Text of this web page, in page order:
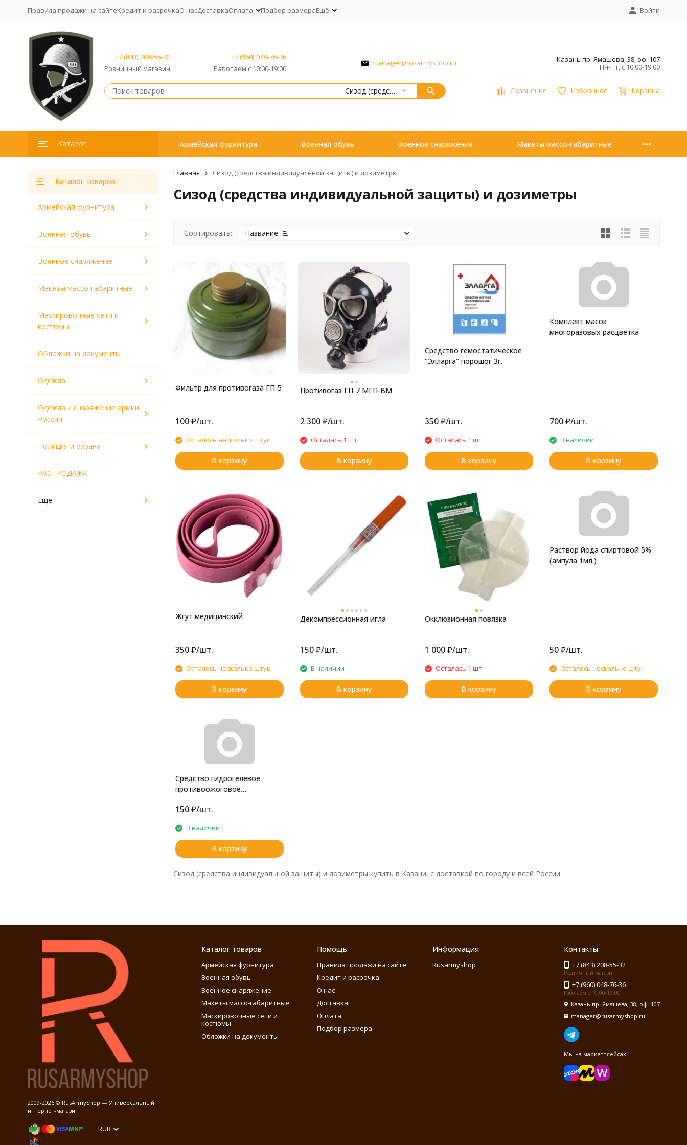
Правила продажи на сайтеКредит и расрочкаО насДоставкаОплата Подбор размераЕщё Войти
+7 (843) 208-55-32
Розничный магазин
+7 (960) 048-76-36
Работаем с 10:00-19:00
manager@rusarmyshop.ru
Казань пр. Ямашева, 38, оф. 107
Пн-Пт, с 10:00-19:00
Сизод (средства индивидуальной защиты) и дозиметры Сравнение Избранное Корзина
Каталог Армейская фурнитура Военная обувь Военное снаряжение Макеты массо-габаритные
Главная Сизод (средства индивидуальной защиты) и дозиметры
Сизод (средства индивидуальной защиты) и дозиметры
Сортировать: Название
Фильтр для противогаза ГП-5
100 ₽/шт.
Осталось несколько штук
В корзину
Противогаз ГП-7 МГП-ВМ
2 300 ₽/шт.
Осталась 1 шт.
В корзину
Средство гемостатическое
"Элларга" порошог 3г.
350 ₽/шт.
Осталась 1 шт.
В корзину
Комплект масок
многоразовых расцветка
700 ₽/шт.
В наличии
В корзину
Жгут медицинский
350 ₽/шт.
Осталось несколько штук
В корзину
Декомпрессионная игла
150 ₽/шт.
В наличии
В корзину
Окклюзионная повязка
1 000 ₽/шт.
Осталась 1 шт.
В корзину
Раствор йода спиртовой 5%
(ампула 1мл.)
50 ₽/шт.
Осталось несколько штук
В корзину
Средство гидрогелевое
противоожоговое
150 ₽/шт.
В наличии
В корзину
Сизод (средства индивидуальной защиты) и дозиметры купить в Казани, с доставкой по городу и всей России
Каталог товаров
Армейская фурнитура
Военная обувь
Военное снаряжение
Макеты массо-габаритные
Маскировочные сети и
костюмы
Обложки на документы
Одежда
Одежда и снаряжение армии
России
Полиция и охрана
РАСПРОДАЖА
Ещё
2009-2026 © RusArmyShop — Универсальный
интернет-магазин
RUB
Каталог товаров
Армейская фурнитура
Военная обувь
Военное снаряжение
Макеты массо-габаритные
Маскировочные сети и
костюмы
Обложки на документы
Помощь
Правила продажи на сайте
Кредит и расрочка
О нас
Доставка
Оплата
Подбор размера
Информация
Rusarmyshop
Контакты
+7 (843) 208-55-32
Розничный магазин
+7 (960) 048-76-36
Работаем с 10:00-19:00
Казань пр. Ямашева, 38, оф. 107
manager@rusarmyshop.ru
Мы на маркетплейсах